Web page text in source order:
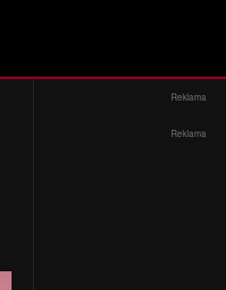
Reklama
Reklama